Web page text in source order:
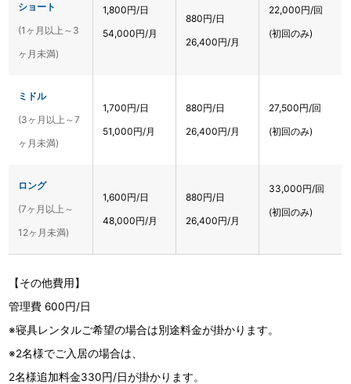
ショート
(1ヶ月以上～3
ヶ月未満)
1,800円/日
54,000円/月
880円/日
26,400円/月
22,000円/回
(初回のみ)
ミドル
(3ヶ月以上～7
ヶ月未満)
1,700円/日
51,000円/月
880円/日
26,400円/月
27,500円/回
(初回のみ)
ロング
(7ヶ月以上～
12ヶ月未満)
1,600円/日
48,000円/月
880円/日
26,400円/月
33,000円/回
(初回のみ)
【その他費用】
管理費 600円/日
※寝具レンタルご希望の場合は別途料金が掛かります。
※2名様でご入居の場合は、
2名様追加料金330円/日が掛かります。